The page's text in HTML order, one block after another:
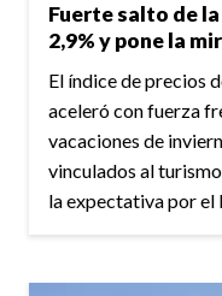
Fuerte salto de
2,9% y pone la
El índice de precios
aceleró con fuerza
vacaciones de
vinculados al
la expectativa por el